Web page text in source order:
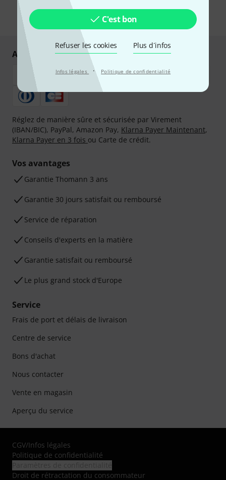
C'est bon
Refuser les cookies Plus d´infos
Infos légales · Politique de confidentialité
* Requis
Achetez et payez en toute sécurité
Réglez de manière sûre et sécurisée par Virement
(IBAN/BIC), PayPal, Amazon Pay, Klarna Payer Maintenant,
Klarna Payer en 3 fois ou Carte de crédit.
Vos avantages
Ga­ran­tie Thomann 3 ans
Garantie 30 jours satisfait ou remboursé
Service de réparation
Conseils d'experts en la matière
Garantie satisfait ou remboursé
Le plus grand stock d'Europe
Service
Frais de port et délais de livraison
Centre de service
Bons d'achat
Nous contacter
Vente en magasin
Aperçu du service
CGV/Infos légales
Politique de confidentialité
Droit de rétractation du consommateur